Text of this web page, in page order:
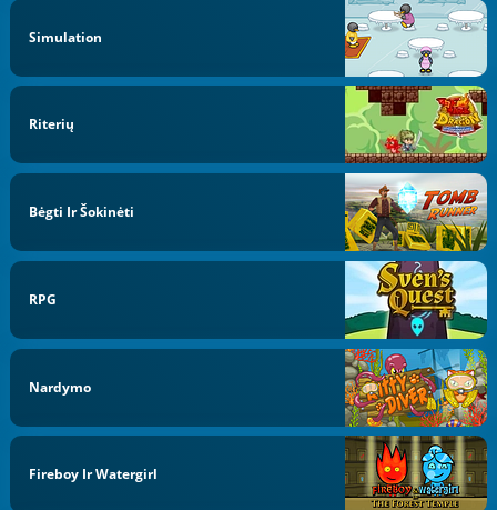
Simulation
Riterių
Bėgti Ir Šokinėti
RPG
Nardymo
Fireboy Ir Watergirl